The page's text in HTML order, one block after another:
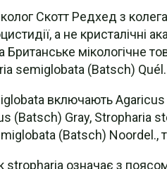
Скотт Редхед з
а не
мікологічне
semiglobata (Batsch) Quél.
включають
(Batsch) Gray, Stropharia
(Batsch) Noordel.,
означає з